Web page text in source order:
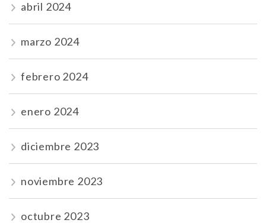
abril 2024
marzo 2024
febrero 2024
enero 2024
diciembre 2023
noviembre 2023
octubre 2023